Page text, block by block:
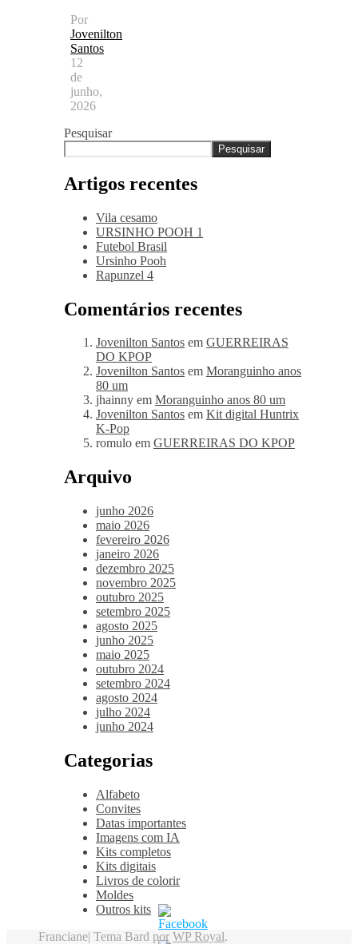
Por
Jovenilton
Santos
12
de
junho,
2026
Pesquisar
Pesquisar
Artigos recentes
Vila cesamo
URSINHO POOH 1
Futebol Brasil
Ursinho Pooh
Rapunzel 4
Comentários recentes
Jovenilton Santos em GUERREIRAS
DO KPOP
Jovenilton Santos em Moranguinho anos
80 um
jhainny em Moranguinho anos 80 um
Jovenilton Santos em Kit digital Huntrix
K-Pop
romulo em GUERREIRAS DO KPOP
Arquivo
junho 2026
maio 2026
fevereiro 2026
janeiro 2026
dezembro 2025
novembro 2025
outubro 2025
setembro 2025
agosto 2025
junho 2025
maio 2025
outubro 2024
setembro 2024
agosto 2024
julho 2024
junho 2024
Categorias
Alfabeto
Convites
Datas importantes
Imagens com IA
Kits completos
Kits digitais
Livros de colorir
Moldes
Outros kits
Franciane| Tema Bard por WP Royal.